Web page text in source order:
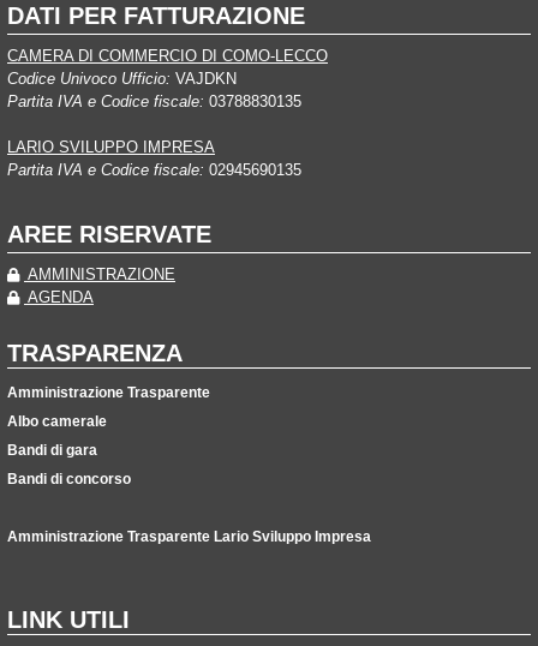
DATI PER FATTURAZIONE
CAMERA DI COMMERCIO DI COMO-LECCO
Codice Univoco Ufficio: VAJDKN
Partita IVA e Codice fiscale: 03788830135
LARIO SVILUPPO IMPRESA
Partita IVA e Codice fiscale: 02945690135
AREE RISERVATE
AMMINISTRAZIONE
AGENDA
TRASPARENZA
Amministrazione Trasparente
Albo camerale
Bandi di gara
Bandi di concorso
Amministrazione Trasparente Lario Sviluppo Impresa
LINK UTILI